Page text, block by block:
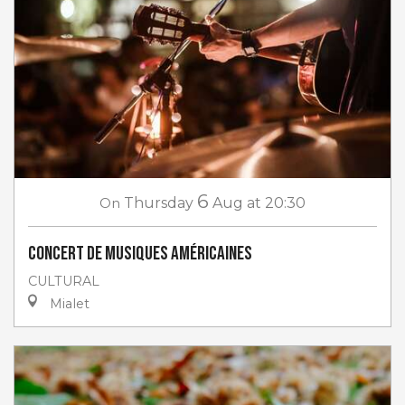
On Thursday 6 Aug at 20:30
Concert de musiques américaines
CULTURAL
Mialet